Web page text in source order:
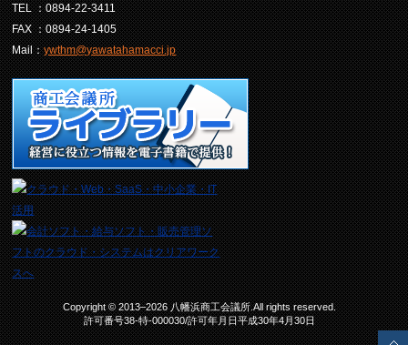
TEL ：0894-22-3411
FAX ：0894-24-1405
Mail：ywthm@yawatahamacci.jp
Copyright © 2013–2026 八幡浜商工会議所.All rights reserved.
許可番号38-特-000030/許可年月日平成30年4月30日